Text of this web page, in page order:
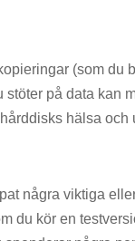
(som du
på data kan
hälsa och
några viktiga
du kör en